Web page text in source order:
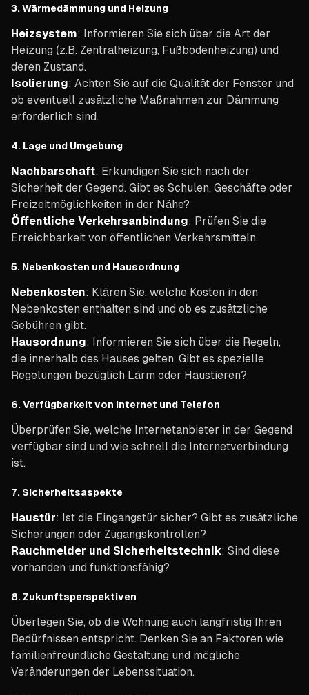
3.Wärmedämmung und Heizung
Heizsystem: Informieren Sie sich über die Art der
Heizung (z.B. Zentralheizung, Fußbodenheizung) und
deren Zustand.
Isolierung: Achten Sie auf die Qualität der Fenster und
ob eventuell zusätzliche Maßnahmen zur Dämmung
erforderlich sind.
4. Lage und Umgebung
Nachbarschaft: Erkundigen Sie sich nach der
Sicherheit der Gegend. Gibt es Schulen, Geschäfte oder
Freizeitmöglichkeiten in der Nähe?
Öffentliche Verkehrsanbindung: Prüfen Sie die
Erreichbarkeit von öffentlichen Verkehrsmitteln.
5. Nebenkosten und Hausordnung
Nebenkosten: Klären Sie, welche Kosten in den
Nebenkosten enthalten sind und ob es zusätzliche
Gebühren gibt.
Hausordnung: Informieren Sie sich über die Regeln,
die innerhalb des Hauses gelten. Gibt es spezielle
Regelungen bezüglich Lärm oder Haustieren?
6.Verfügbarkeit von Internet und Telefon
Überprüfen Sie, welche Internetanbieter in der Gegend
verfügbar sind und wie schnell die Internetverbindung
ist.
7. Sicherheitsaspekte
Haustür: Ist die Eingangstür sicher? Gibt es zusätzliche
Sicherungen oder Zugangskontrollen?
Rauchmelder und Sicherheitstechnik: Sind diese
vorhanden und funktionsfähig?
8. Zukunftsperspektiven
Überlegen Sie, ob die Wohnung auch langfristig Ihren
Bedürfnissen entspricht. Denken Sie an Faktoren wie
familienfreundliche Gestaltung und mögliche
Veränderungen der Lebenssituation.